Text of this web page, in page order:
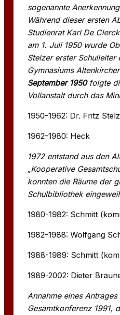
sogenannte
Während dieser ersten
Studienrat Karl De
am 1. Juli 1950 wurde
Stelzer erster Schulleiter
Gymnasiums
September 1950folgte
Vollanstalt durch das
1950-1962: Dr. Fritz
1962-1980: Heck
1972 entstand aus den
„Kooperative
konnten die Räume der
Schulbibliothek
1980-1982: Schmitt
1982-1988: Wolfgang
1988-1989: Schmitt
1989-2002: Dieter
Annahme eines
Gesamtkonferenz 1991,